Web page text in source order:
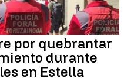
por quebrantar
durante
en Estella